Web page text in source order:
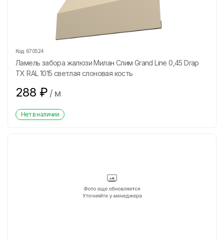
Код: 670524
Ламель забора жалюзи Милан Слим Grand Line 0,45 Drap
ТХ RAL 1015 светлая слоновая кость
288 ₽ / м
Нет в наличии